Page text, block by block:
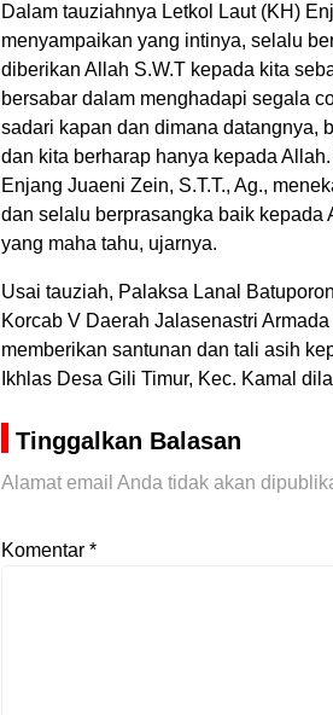
Dalam tauziahnya Letkol Laut (KH)
menyampaikan yang intinya, selalu
diberikan Allah S.W.T kepada kita
bersabar dalam menghadapi segala
sadari kapan dan dimana datangnya,
dan kita berharap hanya kepada
Enjang Juaeni Zein, S.T.T., Ag.,
dan selalu berprasangka baik kepada
yang maha tahu, ujarnya.
Usai tauziah, Palaksa Lanal
Korcab V Daerah Jalasenastri
memberikan santunan dan tali asih
Ikhlas Desa Gili Timur, Kec. Kamal
Tinggalkan Balasan
Alamat email Anda tidak akan
Komentar *